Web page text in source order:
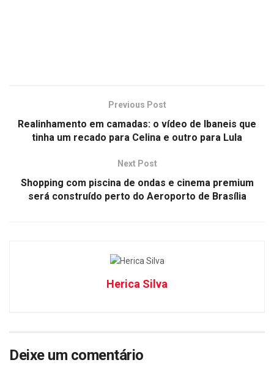
Previous Post
Realinhamento em camadas: o vídeo de Ibaneis que
tinha um recado para Celina e outro para Lula
Next Post
Shopping com piscina de ondas e cinema premium
será construído perto do Aeroporto de Brasília
Herica Silva
Deixe um comentário